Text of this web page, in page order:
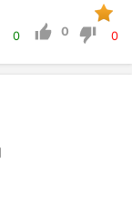
0 0 0